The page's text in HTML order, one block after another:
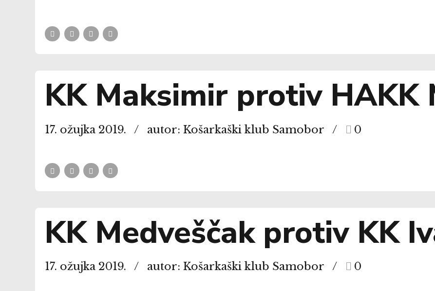
KK Maksimir protiv HAKK
17. ožujka 2019. autor: Košarkaški klub Samobor 0
KK Medveščak protiv KK
17. ožujka 2019. autor: Košarkaški klub Samobor 0